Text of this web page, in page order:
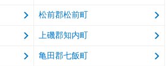
松前郡松前町
上磯郡知内町
亀田郡七飯町